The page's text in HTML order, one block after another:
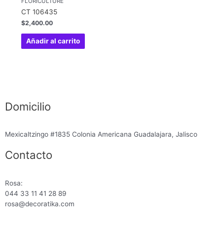
CT 106435
$2,400.00
Añadir al carrito
Domicilio
Mexicaltzingo #1835 Colonia Americana Guadalajara, Jalisco
Contacto
Rosa:
044 33 11 41 28 89
rosa@decoratika.com